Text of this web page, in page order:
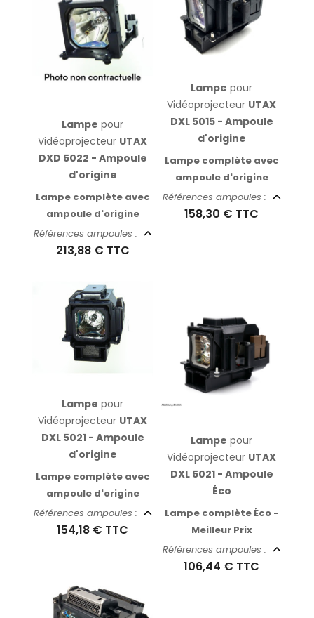
Lampe pour
Vidéoprojecteur UTAX
DXD 5022 - Ampoule
d'origine
Lampe complète avec
ampoule d'origine
Références ampoules :
213,88 € TTC
Lampe pour
Vidéoprojecteur UTAX
DXL 5015 - Ampoule
d'origine
Lampe complète avec
ampoule d'origine
Références ampoules :
158,30 € TTC
Lampe pour
Vidéoprojecteur UTAX
DXL 5021 - Ampoule
d'origine
Lampe complète avec
ampoule d'origine
Références ampoules :
154,18 € TTC
Lampe pour
Vidéoprojecteur UTAX
DXL 5021 - Ampoule
Éco
Lampe complète Éco -
Meilleur Prix
Références ampoules :
106,44 € TTC